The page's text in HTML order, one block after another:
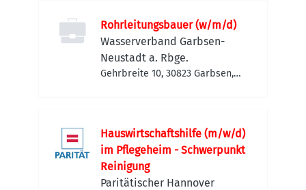
Rohrleitungsbauer (w/m/d)
Wasserverband Garbsen-
Neustadt a. Rbge.
Gehrbreite 10, 30823 Garbsen,
Hauswirtschaftshilfe (m/w/d)
im Pflegeheim - Schwerpunkt
Reinigung
Paritätischer Hannover